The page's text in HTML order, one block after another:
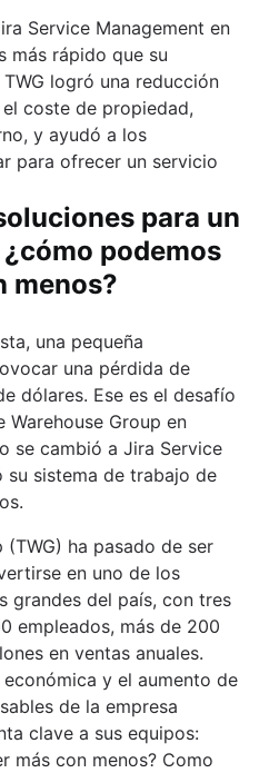
Service Management en
más rápido que su
logró una reducción
coste de propiedad,
y ayudó a los
para ofrecer un servicio
para un
podemos
menos?
una pequeña
una pérdida de
dólares. Ese es el desafío
Warehouse Group en
se cambió a Jira Service
su sistema de trabajo de
(TWG) ha pasado de ser
en uno de los
grandes del país, con tres
empleados, más de 200
en ventas anuales.
y el aumento de
de la empresa
clave a sus equipos:
más con menos? Como